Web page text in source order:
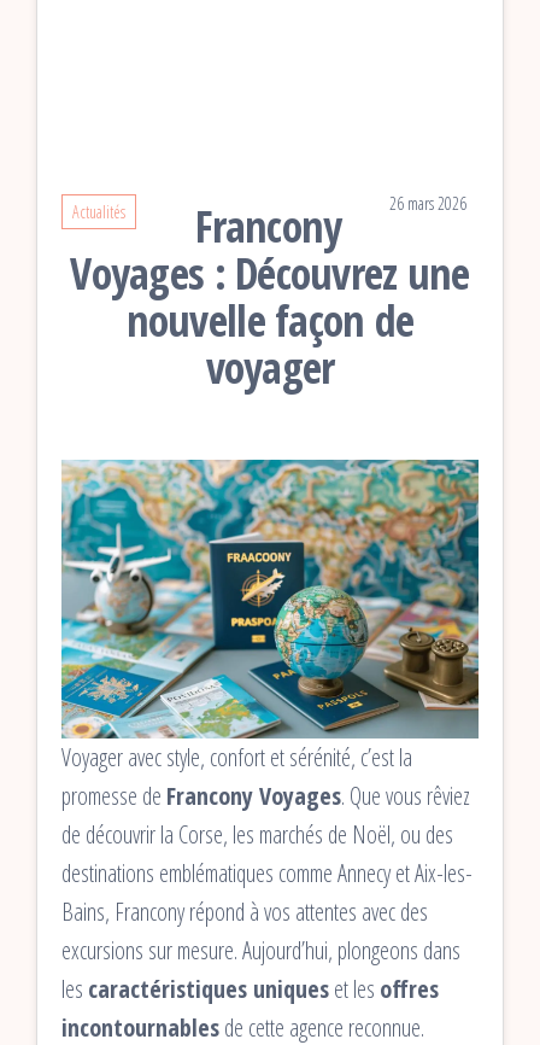
Actualités 26 mars 2026
Francony
Voyages : Découvrez une
nouvelle façon de
voyager
Voyager avec style, confort et sérénité, c’est la
promesse de Francony Voyages. Que vous rêviez
de découvrir la Corse, les marchés de Noël, ou des
destinations emblématiques comme Annecy et Aix-les-
Bains, Francony répond à vos attentes avec des
excursions sur mesure. Aujourd’hui, plongeons dans
les caractéristiques uniqueset les offres
incontournablesde cette agence reconnue.